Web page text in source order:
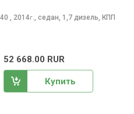
, 2014г., седан, 1,7 дизель, КПП
52 668.00 RUR
Купить